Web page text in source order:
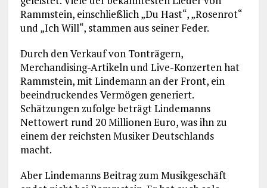
Rammstein, einschließlich „Du Hast“, „Rosenrot“
und „Ich Will“, stammen aus seiner Feder.
Durch den Verkauf von Tonträgern,
Merchandising-Artikeln und Live-Konzerten hat
Rammstein, mit Lindemann an der Front, ein
beeindruckendes Vermögen generiert.
Schätzungen zufolge beträgt Lindemanns
Nettowert rund 20 Millionen Euro, was ihn zu
einem der reichsten Musiker Deutschlands
macht.
Aber Lindemanns Beitrag zum Musikgeschäft